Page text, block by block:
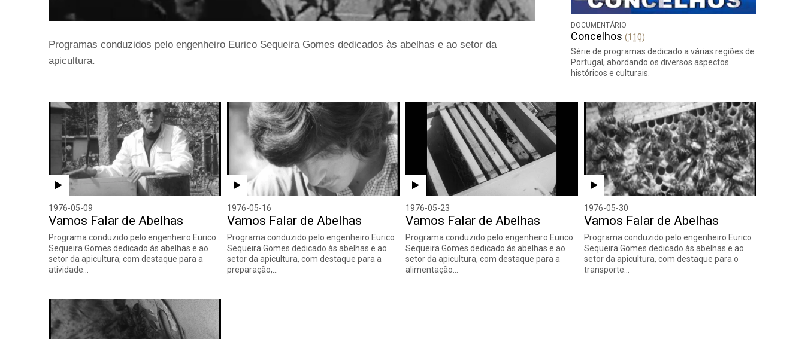
Programas conduzidos pelo engenheiro Eurico Sequeira Gomes dedicados às abelhas e ao setor da
apicultura.
1976-05-09
Vamos Falar de Abelhas
Programa conduzido pelo engenheiro Eurico
Sequeira Gomes dedicado às abelhas e ao
setor da apicultura, com destaque para a
atividade…
1976-05-16
Vamos Falar de Abelhas
Programa conduzido pelo engenheiro Eurico
Sequeira Gomes dedicado às abelhas e ao
setor da apicultura, com destaque para a
preparação,…
1976-05-23
Vamos Falar de Abelhas
Programa conduzido pelo engenheiro Eurico
Sequeira Gomes dedicado às abelhas e ao
setor da apicultura, com destaque para a
alimentação…
1976-05-30
Vamos Falar de Abelhas
Programa conduzido pelo engenheiro Eurico
Sequeira Gomes dedicado às abelhas e ao
setor da apicultura, com destaque para o
transporte…
DOCUMENTÁRIO
Concelhos (110)
Série de programas dedicado a várias regiões de
Portugal, abordando os diversos aspectos
históricos e culturais.